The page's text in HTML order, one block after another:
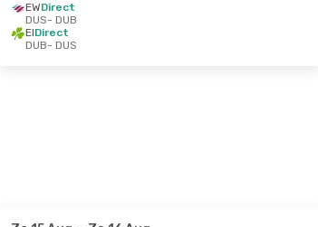
EWDirect
DUS- DUB
EIDirect
DUB- DUS